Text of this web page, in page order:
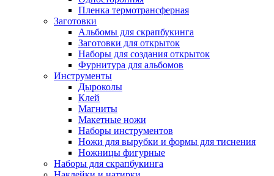
Пленка термотрансферная
Заготовки
Альбомы для скрапбукинга
Заготовки для открыток
Наборы для создания открыток
Фурнитура для альбомов
Инструменты
Дыроколы
Клей
Магниты
Макетные ножи
Наборы инструментов
Ножи для вырубки и формы для тиснения
Ножницы фигурные
Наборы для скрапбукинга